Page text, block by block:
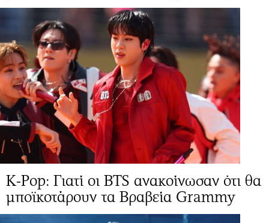
K-Pop: Γιατί οι BTS ανακοίνωσαν ότι θα
μποϊκοτάρουν τα Βραβεία Grammy